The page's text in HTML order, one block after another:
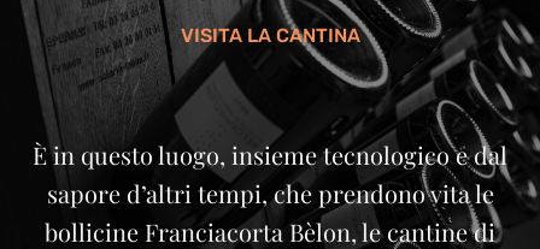
VISITA LA CANTINA
È in questo luogo, insieme tecnologico e dal
sapore d’altri tempi, che prendono vita le
bollicine Franciacorta Bèlon, le cantine di